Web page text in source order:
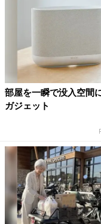
部屋を一瞬で没入空間
ガジェット